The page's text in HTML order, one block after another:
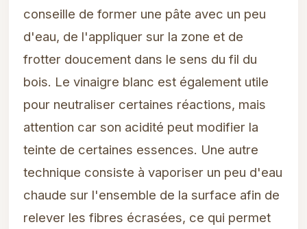
conseille de former une pâte avec un peu
d'eau, de l'appliquer sur la zone et de
frotter doucement dans le sens du fil du
bois. Le vinaigre blanc est également utile
pour neutraliser certaines réactions, mais
attention car son acidité peut modifier la
teinte de certaines essences. Une autre
technique consiste à vaporiser un peu d'eau
chaude sur l'ensemble de la surface afin de
relever les fibres écrasées, ce qui permet